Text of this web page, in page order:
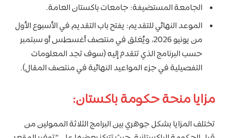
الجامعة المستضيفة: جامعات باكستان العامة.
الموعد النهائي للتقديم: يفتح باب التقديم في الأسبوع الأول
من يونيو 2026، ويُغلق في منتصف أغسطس أو سبتمبر
حسب البرنامج الذي تتقدم إليه (سوف تجد المعلومات
التفصيلية في جزء المواعيد النهائية في منتصف المقال).
مزايا منحة حكومة باكستان:
تختلف المزايا بشكل جوهري بين البرامج الثلاثة الممولين من